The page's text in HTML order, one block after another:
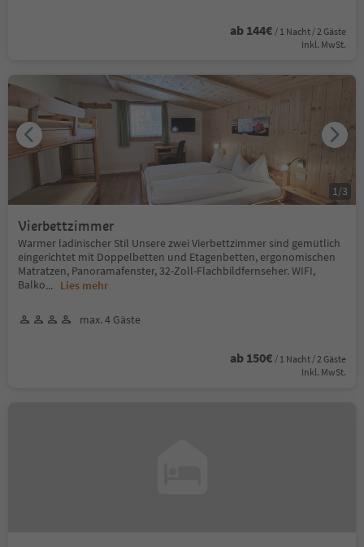
ab 144€ / 1 Nacht / 2 Gäste
Inkl. MwSt.
Vierbettzimmer
Warmer ladinischer Stil Unsere zwei Vierbettzimmer sind gemütlich
eingerichtet mit Doppelbetten und Etagenbetten, ergonomischen
Matratzen, Panoramafenster, 32-Zoll-Flachbildfernseher. WIFI,
Balko... Lies mehr
max. 4 Gäste
ab 150€ / 1 Nacht / 2 Gäste
Inkl. MwSt.
1 /3